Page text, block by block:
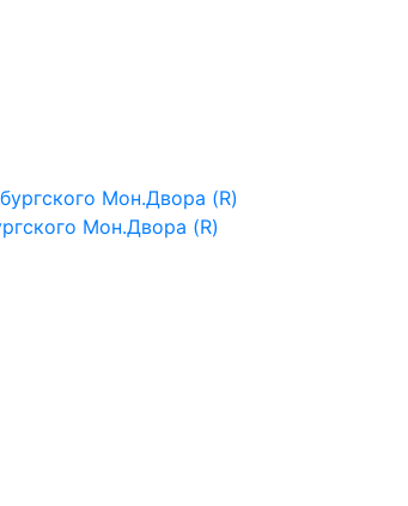
Мон.Двора (R)